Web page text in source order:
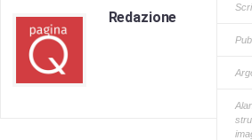
Redazione